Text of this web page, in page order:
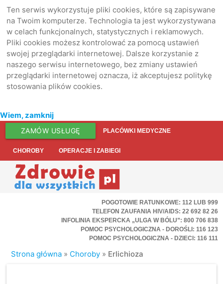
Ten serwis wykorzystuje pliki cookies, które są zapisywane
na Twoim komputerze. Technologia ta jest wykorzystywana
w celach funkcjonalnych, statystycznych i reklamowych.
Pliki cookies możesz kontrolować za pomocą ustawień
swojej przeglądarki internetowej. Dalsze korzystanie z
naszego serwisu internetowego, bez zmiany ustawień
przeglądarki internetowej oznacza, iż akceptujesz politykę
stosowania plików cookies.
Wiem, zamknij
ZAMÓW USŁUGĘ PLACÓWKI MEDYCZNE
CHOROBY OPERACJE I ZABIEGI
POGOTOWIE RATUNKOWE: 112 LUB 999
TELEFON ZAUFANIA HIV/AIDS: 22 692 82 26
INFOLINIA EKSPERCKA „ULGA W BÓLU”: 800 706 838
POMOC PSYCHOLOGICZNA - DOROŚLI: 116 123
POMOC PSYCHOLOGICZNA - DZIECI: 116 111
Strona główna » Choroby » Erlichioza